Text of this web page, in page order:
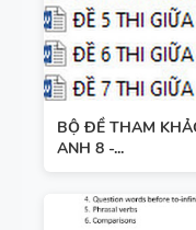
BỘ ĐỀ THAM
ANH 8 -...